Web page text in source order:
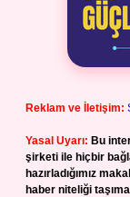
Reklam ve İletişim:
Yasal Uyarı: Bu
şirketi ile hiçbir
hazırladığımız
haber niteliği